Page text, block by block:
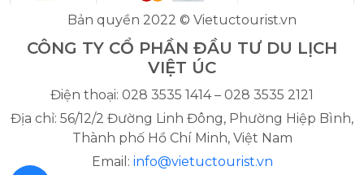
Bản quyền 2022 © Vietuctourist.vn
CÔNG TY CỔ PHẦN ĐẦU TƯ DU LỊCH
VIỆT ÚC
Điện thoại: 028 3535 1414 – 028 3535 2121
Địa chỉ: 56/12/2 Đường Linh Đông, Phường Hiệp Bình,
Thành phố Hồ Chí Minh, Việt Nam
Email: info@vietuctourist.vn